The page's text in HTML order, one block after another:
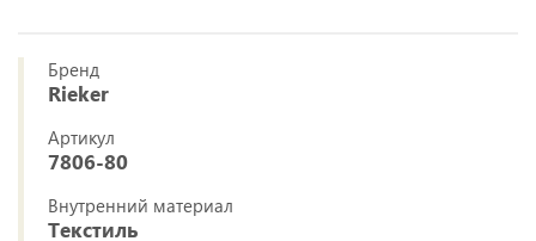
Бренд
Rieker
Артикул
7806-80
Внутренний материал
Текстиль